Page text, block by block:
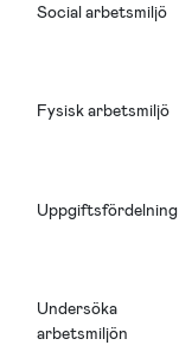
Social arbetsmiljö
Fysisk arbetsmiljö
Uppgiftsfördelning
Undersöka
arbetsmiljön